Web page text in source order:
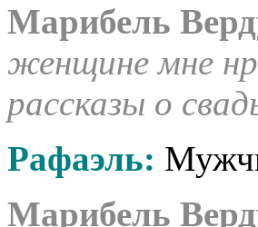
Марибель
женщине мне
рассказы о
Рафаэль:
Марибель